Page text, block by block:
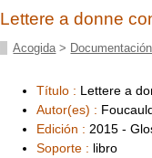
Lettere a donne
Acogida > Documentación
Título : Lettere a
Autor(es) :
Edición : 2015 -
Soporte : libro